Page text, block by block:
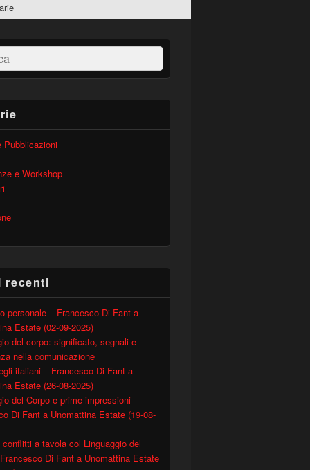
Pubblicazioni
e Workshop
recenti
personale – Francesco Di Fant a
Estate (02-09-2025)
del corpo: significato, segnali e
nella comunicazione
italiani – Francesco Di Fant a
Estate (26-08-2025)
del Corpo e prime impressioni –
Di Fant a Unomattina Estate (19-08-
a tavola col Linguaggio del
Di Fant a Unomattina Estate